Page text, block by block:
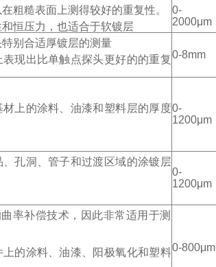
粗糙表面上测得较好的重复性。
恒压力，也适合于软镀层
0-
2000μm
别合适厚镀层的测量
现出比单触点探头更好的的重复0-8mm
上的涂料、油漆和塑料层的厚度0-
1200μm
孔洞、管子和过渡区域的涂镀层
0-
1200μm
率补偿技术，因此非常适用于测
上的涂料、油漆、阳极氧化和塑料0-800μm